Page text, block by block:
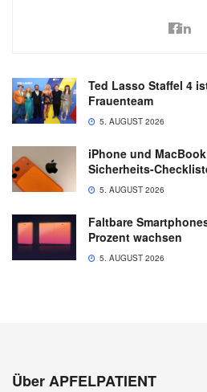
Ted Lasso Staffel 4
Frauenteam
5. AUGUST 2026
iPhone und
Sicherheits-
5. AUGUST 2026
Faltbare
Prozent wachsen
5. AUGUST 2026
Über APFELPATIENT